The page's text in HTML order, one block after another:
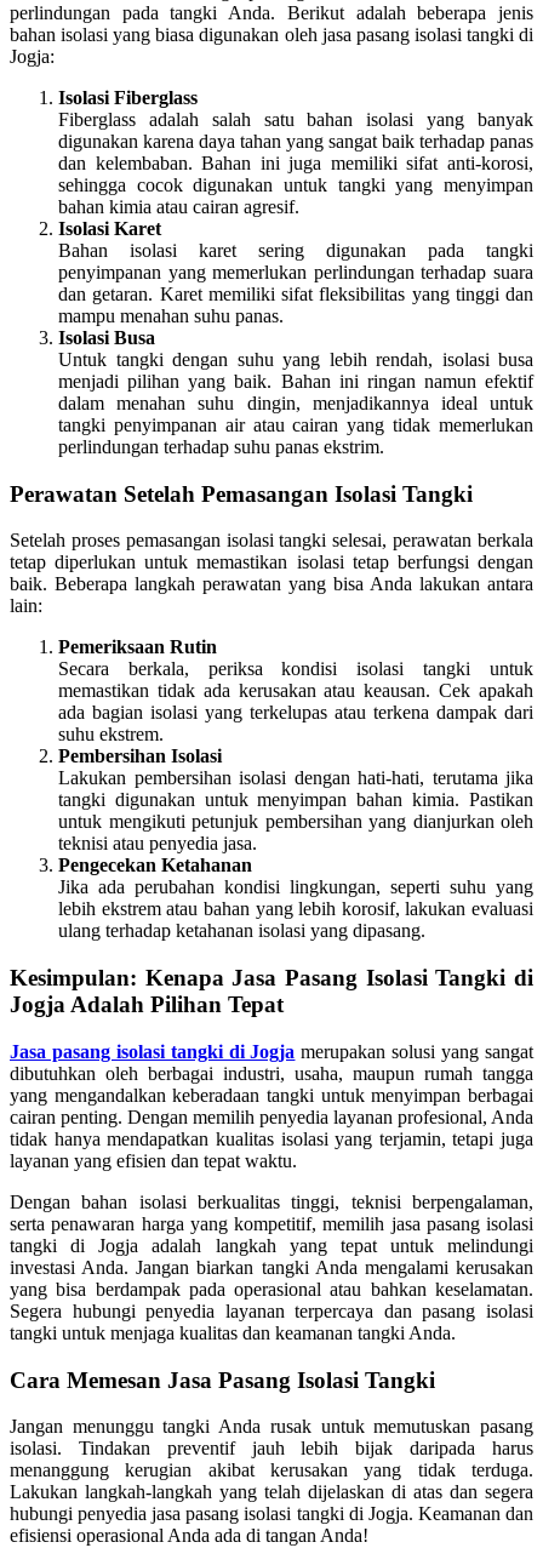
perlindungan pada tangki Anda. Berikut adalah beberapa jenis
bahan isolasi yang biasa digunakan oleh jasa pasang isolasi tangki di
Jogja:
Isolasi Fiberglass
Fiberglass adalah salah satu bahan isolasi yang banyak
digunakan karena daya tahan yang sangat baik terhadap panas
dan kelembaban. Bahan ini juga memiliki sifat anti-korosi,
sehingga cocok digunakan untuk tangki yang menyimpan
bahan kimia atau cairan agresif.
Isolasi Karet
Bahan isolasi karet sering digunakan pada tangki
penyimpanan yang memerlukan perlindungan terhadap suara
dan getaran. Karet memiliki sifat fleksibilitas yang tinggi dan
mampu menahan suhu panas.
Isolasi Busa
Untuk tangki dengan suhu yang lebih rendah, isolasi busa
menjadi pilihan yang baik. Bahan ini ringan namun efektif
dalam menahan suhu dingin, menjadikannya ideal untuk
tangki penyimpanan air atau cairan yang tidak memerlukan
perlindungan terhadap suhu panas ekstrim.
Perawatan Setelah Pemasangan Isolasi Tangki
Setelah proses pemasangan isolasi tangki selesai, perawatan berkala
tetap diperlukan untuk memastikan isolasi tetap berfungsi dengan
baik. Beberapa langkah perawatan yang bisa Anda lakukan antara
lain:
Pemeriksaan Rutin
Secara berkala, periksa kondisi isolasi tangki untuk
memastikan tidak ada kerusakan atau keausan. Cek apakah
ada bagian isolasi yang terkelupas atau terkena dampak dari
suhu ekstrem.
Pembersihan Isolasi
Lakukan pembersihan isolasi dengan hati-hati, terutama jika
tangki digunakan untuk menyimpan bahan kimia. Pastikan
untuk mengikuti petunjuk pembersihan yang dianjurkan oleh
teknisi atau penyedia jasa.
Pengecekan Ketahanan
Jika ada perubahan kondisi lingkungan, seperti suhu yang
lebih ekstrem atau bahan yang lebih korosif, lakukan evaluasi
ulang terhadap ketahanan isolasi yang dipasang.
Kesimpulan: Kenapa Jasa Pasang Isolasi Tangki di
Jogja Adalah Pilihan Tepat
Jasa pasang isolasi tangki di Jogja merupakan solusi yang sangat
dibutuhkan oleh berbagai industri, usaha, maupun rumah tangga
yang mengandalkan keberadaan tangki untuk menyimpan berbagai
cairan penting. Dengan memilih penyedia layanan profesional, Anda
tidak hanya mendapatkan kualitas isolasi yang terjamin, tetapi juga
layanan yang efisien dan tepat waktu.
Dengan bahan isolasi berkualitas tinggi, teknisi berpengalaman,
serta penawaran harga yang kompetitif, memilih jasa pasang isolasi
tangki di Jogja adalah langkah yang tepat untuk melindungi
investasi Anda. Jangan biarkan tangki Anda mengalami kerusakan
yang bisa berdampak pada operasional atau bahkan keselamatan.
Segera hubungi penyedia layanan terpercaya dan pasang isolasi
tangki untuk menjaga kualitas dan keamanan tangki Anda.
Cara Memesan Jasa Pasang Isolasi Tangki
Jangan menunggu tangki Anda rusak untuk memutuskan pasang
isolasi. Tindakan preventif jauh lebih bijak daripada harus
menanggung kerugian akibat kerusakan yang tidak terduga.
Lakukan langkah-langkah yang telah dijelaskan di atas dan segera
hubungi penyedia jasa pasang isolasi tangki di Jogja. Keamanan dan
efisiensi operasional Anda ada di tangan Anda!